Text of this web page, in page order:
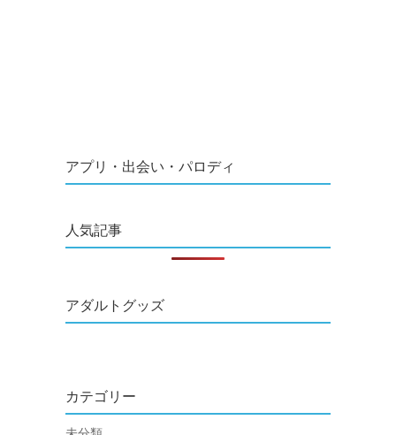
アプリ・出会い・パロディ
人気記事
アダルトグッズ
カテゴリー